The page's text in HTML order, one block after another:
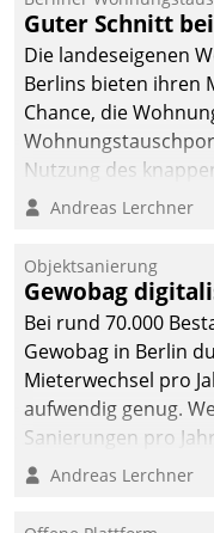
Guter Schnitt
Die landeseigenen
Berlins bieten ihren
Chance, die
Nutzung des
Anwendungsfall für
Unternehmen.
Andreas Lerchner
Objektsanierung
Gewobag
Bei rund 70.000
Gewobag in Berlin
Mieterwechsel pro
aufwendig genug.
Sanierungen pro
Betreuungs- und
kommunale
Andreas Lerchner